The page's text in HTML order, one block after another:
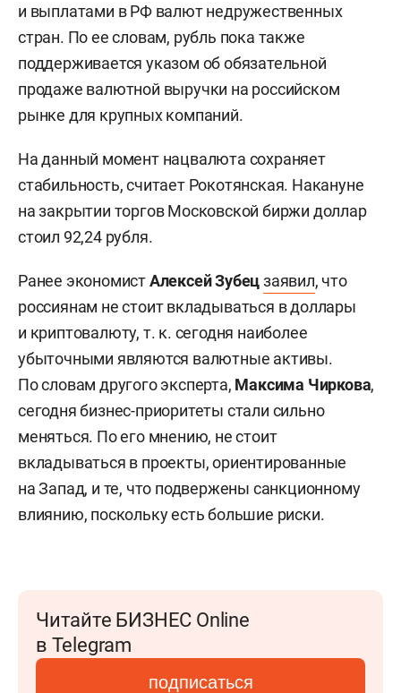
и выплатами в РФ валют недружественных
стран. По ее словам, рубль пока также
поддерживается указом об обязательной
продаже валютной выручки на российском
рынке для крупных компаний.
На данный момент нацвалюта сохраняет
стабильность, считает Рокотянская. Накануне
на закрытии торгов Московской биржи доллар
стоил 92,24 рубля.
Ранее экономистАлексей Зубецзаявил, что
россиянам не стоит вкладываться в доллары
и криптовалюту, т. к. сегодня наиболее
убыточными являются валютные активы.
По словам другого эксперта, Максима Чиркова,
сегодня бизнес-приоритеты стали сильно
меняться. По его мнению, не стоит
вкладываться в проекты, ориентированные
на Запад, и те, что подвержены санкционному
влиянию, поскольку есть большие риски.
Читайте БИЗНЕС Online
в Telegram
подписаться